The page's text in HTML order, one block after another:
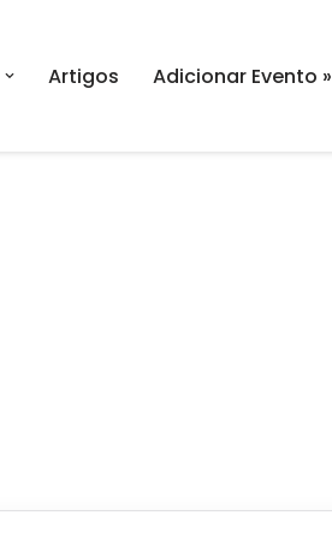
Artigos Adicionar Evento »